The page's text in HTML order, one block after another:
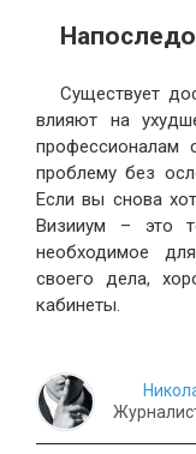
Существует
влияют на
профессионалам
проблему без
Если вы снова
Визииум – это
необходимое
своего дела,
кабинеты.